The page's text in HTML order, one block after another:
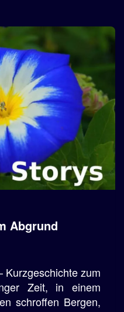
Abgrund
Kurzgeschichte zum
Zeit, in einem
schroffen Bergen,